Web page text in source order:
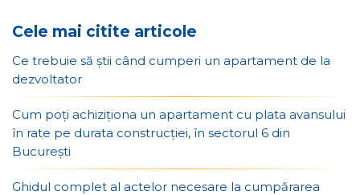
Cele mai citite articole
Ce trebuie să știi când cumperi un apartament de la
dezvoltator
Cum poți achiziționa un apartament cu plata avansului
în rate pe durata construcției, în sectorul 6 din
București
Ghidul complet al actelor necesare la cumpărarea